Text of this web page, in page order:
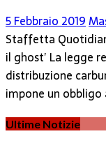
5 Febbraio 2019
Staffetta
il ghost’ La legge
distribuzione
impone un
Ultime Notizie